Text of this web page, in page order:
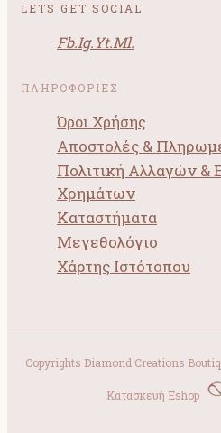
LETS GET SOCIAL
Fb.Ig.Yt.Ml.
ΠΛΗΡΟΦΟΡΙΕΣ
Όροι Χρήσης
Αποστολές &
Πολιτική Αλλαγών &
Χρημάτων
Καταστήματα
Μεγεθολόγιο
Χάρτης Ιστότοπου
Copyrights Diamond Creations
Κατασκευή Eshop